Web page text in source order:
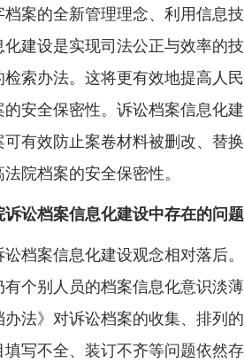
档案的全新管理理念、利用信息
化建设是实现司法公正与效率的
检索办法。这将更有效地提高人
的安全保密性。诉讼档案信息化
可有效防止案卷材料被删改、替
院档案的安全保密性。
档案信息化建设中存在的问题
案信息化建设观念相对落后。
有个别人员的档案信息化意识淡
办法》对诉讼档案的收集、排列
填写不全、装订不齐等问题依然